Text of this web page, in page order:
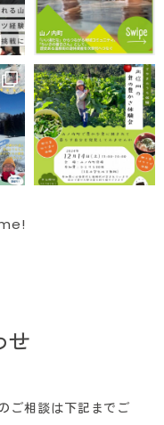
せ
ご相談は下記までご